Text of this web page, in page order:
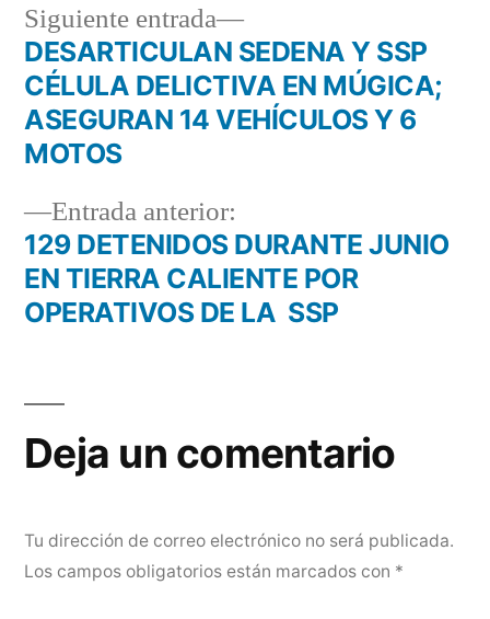
Navegación
de
entradas
Entrada anterior:
anterior:
129 DETENIDOS DURANTE JUNIO
EN TIERRA CALIENTE POR
OPERATIVOS DE LA SSP
Siguiente entrada
Siguiente
entrada:
DESARTICULAN SEDENA Y SSP
CÉLULA DELICTIVA EN MÚGICA;
ASEGURAN 14 VEHÍCULOS Y 6
MOTOS
Deja un comentario
Tu dirección de correo electrónico no será publicada.
Los campos obligatorios están marcados con *